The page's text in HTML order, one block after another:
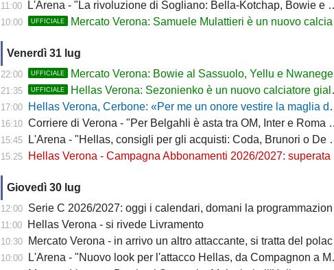
11:00 L'Arena - "La rivoluzione di Sogliano: Bella-Kotchap, Bowie e ora Belghali"
10:00 UFFICIALE Mercato Verona: Samuele Mulattieri è un nuovo calciatore gialloblù
Venerdì 31 lug
22:00 UFFICIALE Mercato Verona: Bowie al Sassuolo, Yellu e Nwanege in prestito
21:35 UFFICIALE Hellas Verona: Sezonienko è un nuovo calciatore gialloblù
17:00 Hellas Verona, Cerbone: «Per me un onore vestire la maglia dell'Hellas»
16:10 Corriere di Verona - "Per Belgahli è asta tra OM, Inter e Roma con base fissata a 15mln"
15:45 L'Arena - "Hellas, consigli per gli acquisti: Coda, Brunori o De Luca?"
15:25 Hellas Verona - Campagna Abbonamenti 2026/2027: superata quota 10mila tessere
Giovedì 30 lug
12:00 Serie C 2026/2027: oggi i calendari, domani la programmazione delle prime giornate
11:00 Hellas Verona - si rivede Livramento
10:30 Mercato Verona - in arrivo un altro attaccante, si tratta del polacco Sezonienko
10:00 L'Arena - "Nuovo look per l'attacco Hellas, da Compagnon a Mulattieri"